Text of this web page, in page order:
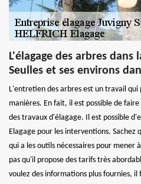
L'élagage des arbres dans
Seulles et ses environs
L'entretien des arbres est un travail qui
manières. En fait, il est possible de
des travaux d'élagage. Il est possible
Elagage pour les interventions.
qui a les outils nécessaires pour mener
pas qu'il propose des tarifs très
voulez des informations plus fournies,